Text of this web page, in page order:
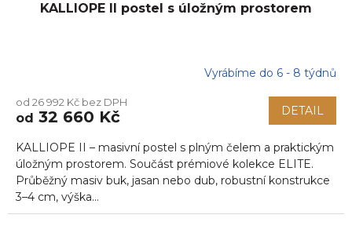
KALLIOPE II postel s úložným prostorem
Vyrábíme do 6 - 8 týdnů
od 26 992 Kč bez DPH
od 32 660 Kč DETAIL
KALLIOPE II – masivní postel s plným čelem a praktickým
úložným prostorem. Součást prémiové kolekce ELITE.
Průběžný masiv buk, jasan nebo dub, robustní konstrukce
3–4 cm, výška...